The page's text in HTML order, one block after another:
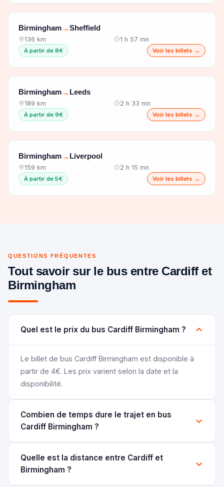
Birmingham→Sheffield
136 km 1 h 57 mn
À partir de 8€ Voir les billets →
Birmingham→ Leeds
189 km 2 h 33 mn
À partir de 9€ Voir les billets →
Birmingham→ Liverpool
159 km 2 h 15 mn
À partir de 5€ Voir les billets →
QUESTIONS FRÉQUENTES
Tout savoir sur le bus entre Cardiff et
Birmingham
Quel est le prix du bus Cardiff Birmingham ?
Le billet de bus Cardiff Birmingham est disponible à
partir de 4€. Les prix varient selon la date et la
disponibilité.
Combien de temps dure le trajet en bus
Cardiff Birmingham ?
Quelle est la distance entre Cardiff et
Birmingham ?